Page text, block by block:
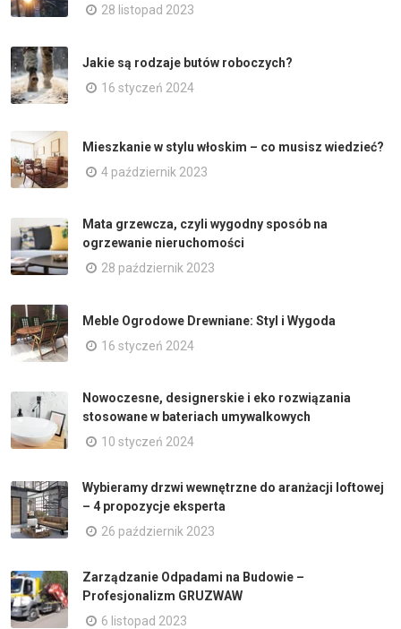
28 listopad 2023
Jakie są rodzaje butów roboczych?
16 styczeń 2024
Mieszkanie w stylu włoskim – co musisz wiedzieć?
4 październik 2023
Mata grzewcza, czyli wygodny sposób na
ogrzewanie nieruchomości
28 październik 2023
Meble Ogrodowe Drewniane: Styl i Wygoda
16 styczeń 2024
Nowoczesne, designerskie i eko rozwiązania
stosowane w bateriach umywalkowych
10 styczeń 2024
Wybieramy drzwi wewnętrzne do aranżacji loftowej
– 4 propozycje eksperta
26 październik 2023
Zarządzanie Odpadami na Budowie –
Profesjonalizm GRUZWAW
6 listopad 2023